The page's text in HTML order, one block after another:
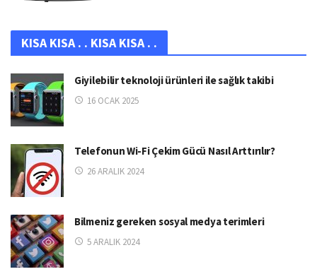
KISA KISA . . KISA KISA . .
Giyilebilir teknoloji ürünleri ile sağlık takibi
16 OCAK 2025
Telefonun Wi-Fi Çekim Gücü Nasıl Arttırılır?
26 ARALIK 2024
Bilmeniz gereken sosyal medya terimleri
5 ARALIK 2024